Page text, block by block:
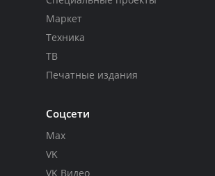
Маркет
Техника
ТВ
Печатные издания
Соцсети
Max
VK
VK Видео